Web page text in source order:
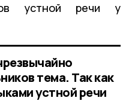
устной речи у
тема. Так как
устной речи